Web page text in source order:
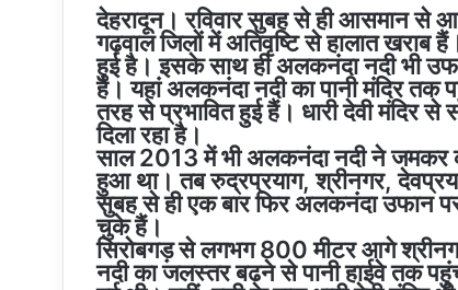
देहरादून। रविवार सुबह से ही आसमान से
गढ़वाल जिलों में अतिवृष्टि से हालात खराब
हुई है। इसके साथ ही अलकनंदा नदी भी
है। यहां अलकनंदा नदी का पानी मंदिर तक
तरह से प्रभावित हुई हैं। धारी देवी मंदिर
दिला रहा है।
साल 2013 में भी अलकनंदा नदी ने जमकर
हुआ था। तब रुद्रप्रयाग, श्रीनगर,
सुबह से ही एक बार फिर अलकनंदा उफान
चुके हैं।
सिरोबगड़ से लगभग 800 मीटर आगे
नदी का जलस्तर बढने से पानी हाईवे तक